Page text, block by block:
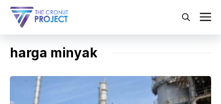
Langsung
harga minyak